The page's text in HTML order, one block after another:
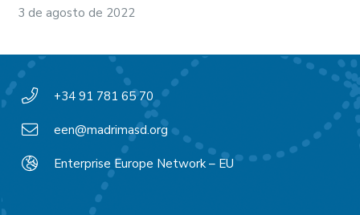
3 de agosto de 2022
+34 91 781 65 70
een@madrimasd.org
Enterprise Europe Network – EU